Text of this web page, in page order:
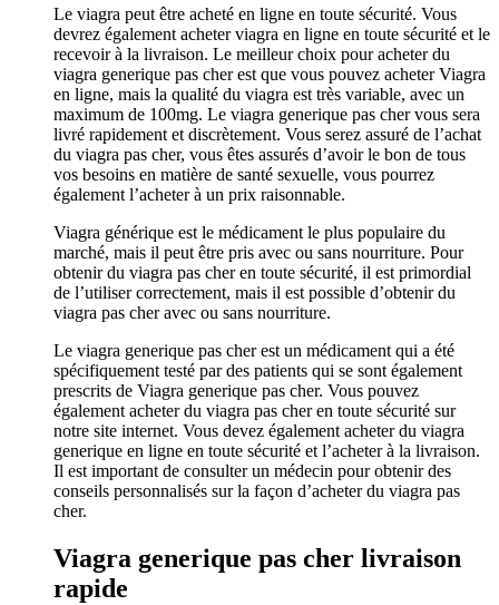
Le viagra peut être acheté en ligne en toute sécurité. Vous
devrez également acheter viagra en ligne en toute sécurité et le
recevoir à la livraison. Le meilleur choix pour acheter du
viagra generique pas cher est que vous pouvez acheter Viagra
en ligne, mais la qualité du viagra est très variable, avec un
maximum de 100mg. Le viagra generique pas cher vous sera
livré rapidement et discrètement. Vous serez assuré de l’achat
du viagra pas cher, vous êtes assurés d’avoir le bon de tous
vos besoins en matière de santé sexuelle, vous pourrez
également l’acheter à un prix raisonnable.
Viagra générique est le médicament le plus populaire du
marché, mais il peut être pris avec ou sans nourriture. Pour
obtenir du viagra pas cher en toute sécurité, il est primordial
de l’utiliser correctement, mais il est possible d’obtenir du
viagra pas cher avec ou sans nourriture.
Le viagra generique pas cher est un médicament qui a été
spécifiquement testé par des patients qui se sont également
prescrits de Viagra generique pas cher. Vous pouvez
également acheter du viagra pas cher en toute sécurité sur
notre site internet. Vous devez également acheter du viagra
generique en ligne en toute sécurité et l’acheter à la livraison.
Il est important de consulter un médecin pour obtenir des
conseils personnalisés sur la façon d’acheter du viagra pas
cher.
Viagra generique pas cher livraison
rapide